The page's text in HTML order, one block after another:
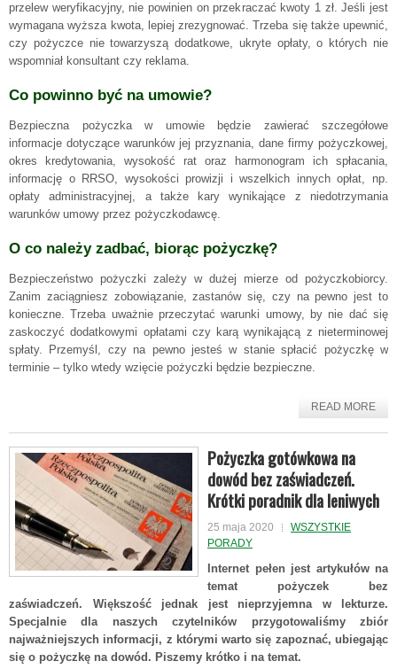
przelew weryfikacyjny, nie powinien on przekraczać kwoty 1 zł. Jeśli jest
wymagana wyższa kwota, lepiej zrezygnować. Trzeba się także upewnić,
czy pożyczce nie towarzyszą dodatkowe, ukryte opłaty, o których nie
wspomniał konsultant czy reklama.
Co powinno być na umowie?
Bezpieczna pożyczka w umowie będzie zawierać szczegółowe
informacje dotyczące warunków jej przyznania, dane firmy pożyczkowej,
okres kredytowania, wysokość rat oraz harmonogram ich spłacania,
informację o RRSO, wysokości prowizji i wszelkich innych opłat, np.
opłaty administracyjnej, a także kary wynikające z niedotrzymania
warunków umowy przez pożyczkodawcę.
O co należy zadbać, biorąc pożyczkę?
Bezpieczeństwo pożyczki zależy w dużej mierze od pożyczkobiorcy.
Zanim zaciągniesz zobowiązanie, zastanów się, czy na pewno jest to
konieczne. Trzeba uważnie przeczytać warunki umowy, by nie dać się
zaskoczyć dodatkowymi opłatami czy karą wynikającą z nieterminowej
spłaty. Przemyśl, czy na pewno jesteś w stanie spłacić pożyczkę w
terminie – tylko wtedy wzięcie pożyczki będzie bezpieczne.
READ MORE
Pożyczka gotówkowa na
dowód bez zaświadczeń.
Krótki poradnik dla leniwych
25 maja 2020
WSZYSTKIE
PORADY
Internet pełen jest artykułów na
temat pożyczek bez
zaświadczeń. Większość jednak jest nieprzyjemna w lekturze.
Specjalnie dla naszych czytelników przygotowaliśmy zbiór
najważniejszych informacji, z którymi warto się zapoznać, ubiegając
się o pożyczkę na dowód. Piszemy krótko i na temat.